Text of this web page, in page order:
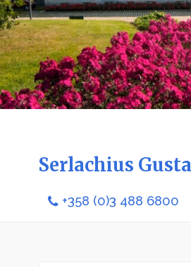
Serlachius
+358 (0)3 488 6800